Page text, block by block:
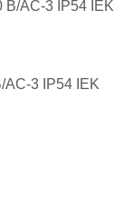
АС-3 IP54 IEK